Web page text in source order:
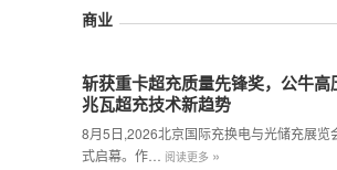
商业
斩获重卡超充质量先锋奖，公牛高
兆瓦超充技术新趋势
8月5日,2026北京国际充换电与光储充展览
式启幕。作…
阅读更多 »